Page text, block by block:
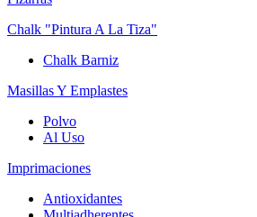
Chalk "Pintura A La Tiza"
Chalk Barniz
Masillas Y Emplastes
Polvo
Al Uso
Imprimaciones
Antioxidantes